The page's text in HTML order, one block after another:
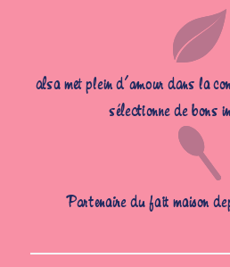
alsa met plein d’amour dans la
sélectionne de bons
Partenaire du fait maison